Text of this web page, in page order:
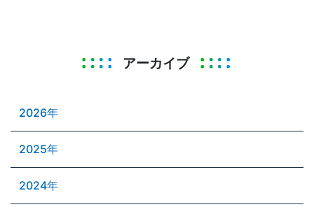
アーカイブ
2026年
2025年
2024年